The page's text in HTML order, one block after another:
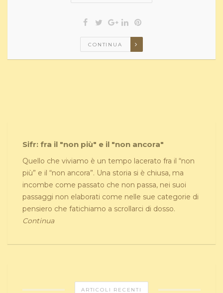
CONTINUA
Sifr: fra il "non più" e il "non ancora"
Quello che viviamo è un tempo lacerato fra il “non
più” e il “non ancora”. Una storia si è chiusa, ma
incombe come passato che non passa, nei suoi
passaggi non elaborati come nelle sue categorie di
pensiero che fatichiamo a scrollarci di dosso.
Continua
ARTICOLI RECENTI